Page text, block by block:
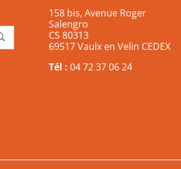
158 bis, Avenue Roger
Salengro
CS 80313
69517 Vaulx en Velin CEDEX
Tél : 04 72 37 06 24